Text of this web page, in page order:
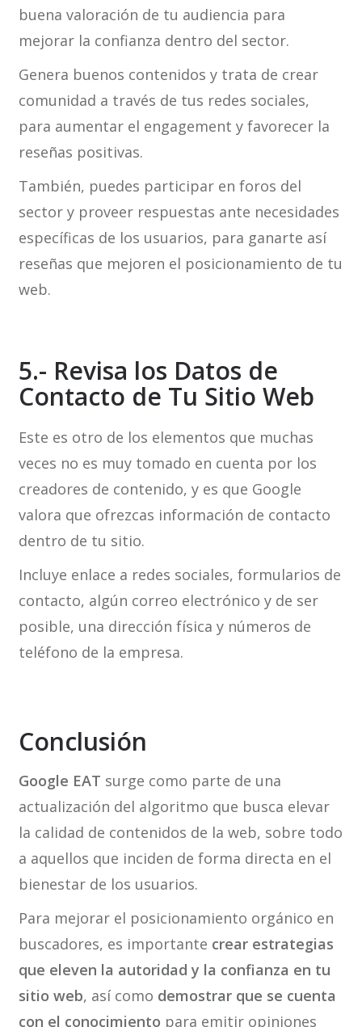
buena valoración de tu audiencia para
mejorar la confianza dentro del sector.
Genera buenos contenidos y trata de crear
comunidad a través de tus redes sociales,
para aumentar el engagement y favorecer la
reseñas positivas.
También, puedes participar en foros del
sector y proveer respuestas ante necesidades
específicas de los usuarios, para ganarte así
reseñas que mejoren el posicionamiento de tu
web.
5.- Revisa los Datos de
Contacto de Tu Sitio Web
Este es otro de los elementos que muchas
veces no es muy tomado en cuenta por los
creadores de contenido, y es que Google
valora que ofrezcas información de contacto
dentro de tu sitio.
Incluye enlace a redes sociales, formularios de
contacto, algún correo electrónico y de ser
posible, una dirección física y números de
teléfono de la empresa.
Conclusión
Google EAT surge como parte de una
actualización del algoritmo que busca elevar
la calidad de contenidos de la web, sobre todo
a aquellos que inciden de forma directa en el
bienestar de los usuarios.
Para mejorar el posicionamiento orgánico en
buscadores, es importante crear estrategias
que eleven la autoridad y la confianza en tu
sitio web, así como demostrar que se cuenta
con el conocimiento para emitir opiniones